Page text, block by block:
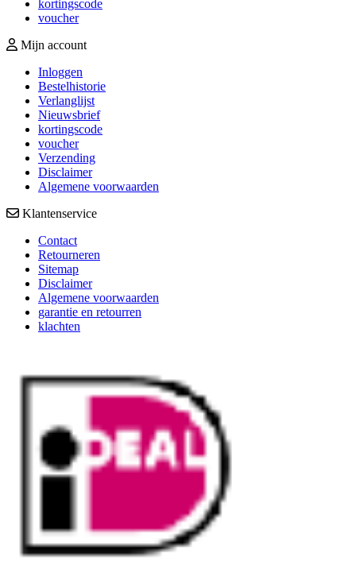
kortingscode
voucher
Mijn account
Inloggen
Bestelhistorie
Verlanglijst
Nieuwsbrief
kortingscode
voucher
Verzending
Disclaimer
Algemene voorwaarden
Klantenservice
Contact
Retourneren
Sitemap
Disclaimer
Algemene voorwaarden
garantie en retourren
klachten